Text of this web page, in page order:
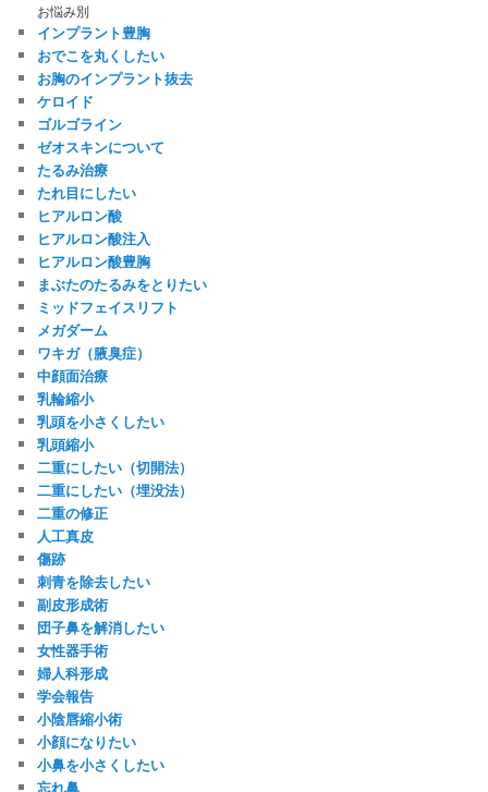
お悩み別
インプラント豊胸
おでこを丸くしたい
お胸のインプラント抜去
ケロイド
ゴルゴライン
ゼオスキンについて
たるみ治療
たれ目にしたい
ヒアルロン酸
ヒアルロン酸注入
ヒアルロン酸豊胸
まぶたのたるみをとりたい
ミッドフェイスリフト
メガダーム
ワキガ（腋臭症）
中顔面治療
乳輪縮小
乳頭を小さくしたい
乳頭縮小
二重にしたい（切開法）
二重にしたい（埋没法）
二重の修正
人工真皮
傷跡
刺青を除去したい
副皮形成術
団子鼻を解消したい
女性器手術
婦人科形成
学会報告
小陰唇縮小術
小顔になりたい
小鼻を小さくしたい
忘れ鼻